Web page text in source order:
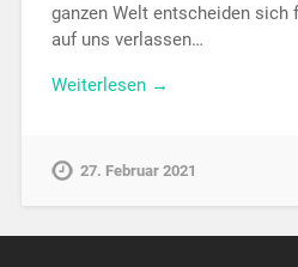
ganzen Welt entscheiden sich
auf uns verlassen…
Weiterlesen →
27. Februar 2021